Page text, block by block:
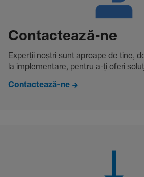
Contac­tează-ne
Experții noștri sunt aproape de tine,
la imple­men­tare, pentru a-ți oferi
Contactează-ne